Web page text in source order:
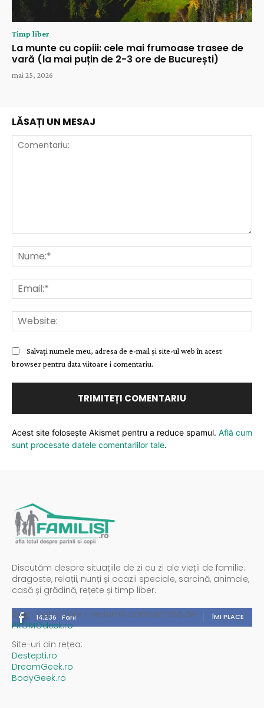
Timp liber
La munte cu copiii: cele mai frumoase trasee de
vară (la mai puțin de 2-3 ore de București)
mai 25, 2026
LĂSAȚI UN MESAJ
Salvați numele meu, adresa de e-mail și site-ul web în acest
browser pentru data viitoare i comentariu.
Acest site folosește Akismet pentru a reduce spamul. Află cum
sunt procesate datele comentariilor tale.
Discutăm despre situațiile de zi cu zi ale vieții de familie:
dragoste, relații, nunți și ocazii speciale, sarcină, animale,
casă și grădină, rețete și timp liber.
14,235 Fani ÎMI PLACE
Spații publicitare / reclamă administrată de
PROMOdesk.ro
Site-uri din rețea:
Destepti.ro
DreamGeek.ro
BodyGeek.ro